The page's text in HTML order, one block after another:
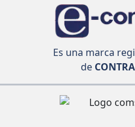
Es una marca
de